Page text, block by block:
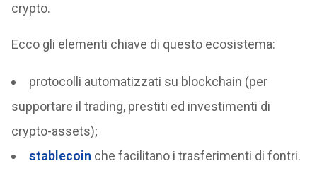
crypto.
Ecco gli elementi chiave di questo ecosistema:
protocolli automatizzati su blockchain (per
supportare il trading, prestiti ed investimenti di
crypto-assets);
stablecoin che facilitano i trasferimenti di fontri.